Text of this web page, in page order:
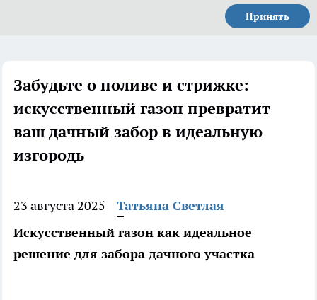
Принять
Забудьте о поливе и стрижке:
искусственный газон превратит
ваш дачный забор в идеальную
изгородь
23 августа 2025
Татьяна Светлая
Искусственный газон как идеальное
решение для забора дачного участка